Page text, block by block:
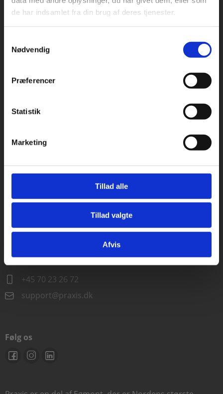
de har indsamlet fra din brug af deres tjenester.
Nødvendig
Præferencer
Statistik
Marketing
Tillad alle
Tillad valgte
Afvis
5000 Odense
Rødekro
Hærvejen 8
Alle hverdage kl. 10.00-15.00
Alle hverdage 8.00-15.00
+45 70 23 26 72
support@praxis.dk
Følg os
vist priser inkl.
får vist priser ekskl.
Gå til praxisOnline